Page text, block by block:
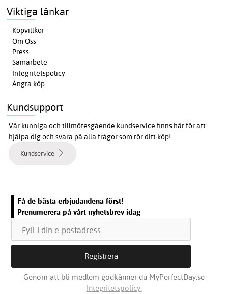
Viktiga länkar
Köpvillkor
Om Oss
Press
Samarbete
Integritetspolicy
Ångra köp
Kundsupport
Vår kunniga och tillmötesgående kundservice finns här för att
hjälpa dig och svara på alla frågor som rör ditt köp!
Kundservice
Få de bästa erbjudandena först!
Prenumerera på vårt nyhetsbrev idag
Genom att bli medlem godkänner du MyPerfectDay.se
Integritetspolicy.